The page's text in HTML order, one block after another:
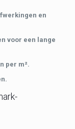
en
voor een lange
per m².